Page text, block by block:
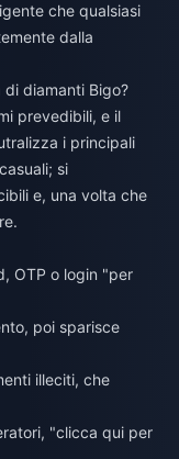
che qualsiasi
dalla
diamanti Bigo?
prevedibili, e il
i principali
si
e, una volta che
OTP o login "per
poi sparisce
illeciti, che
"clicca qui per